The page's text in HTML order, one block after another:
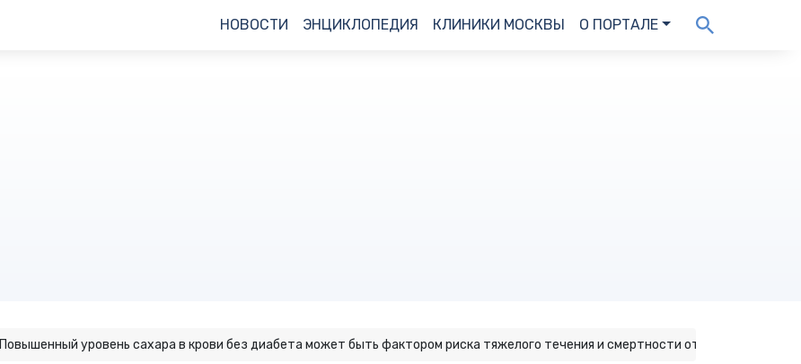
НОВОСТИ ЭНЦИКЛОПЕДИЯ КЛИНИКИ МОСКВЫ О ПОРТАЛЕ
Повышенный уровень сахара в крови без диабета может быть фактором риска тяжелого течения и смертности от коронавируса